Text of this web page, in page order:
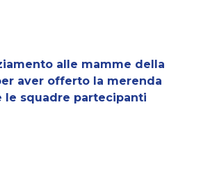
alle mamme della
aver offerto la merenda
le squadre partecipanti